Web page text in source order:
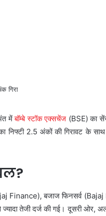
मेंबॉम्बे स्टॉक एक्सचेंज (BSE) का
2.5 अंकों की गिरावट के
Finance), बजाज फिनसर्व (Bajaj
तेजी दर्ज की गई। दूसरी ओर,